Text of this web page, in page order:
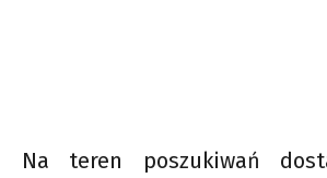
Na teren poszukiwań